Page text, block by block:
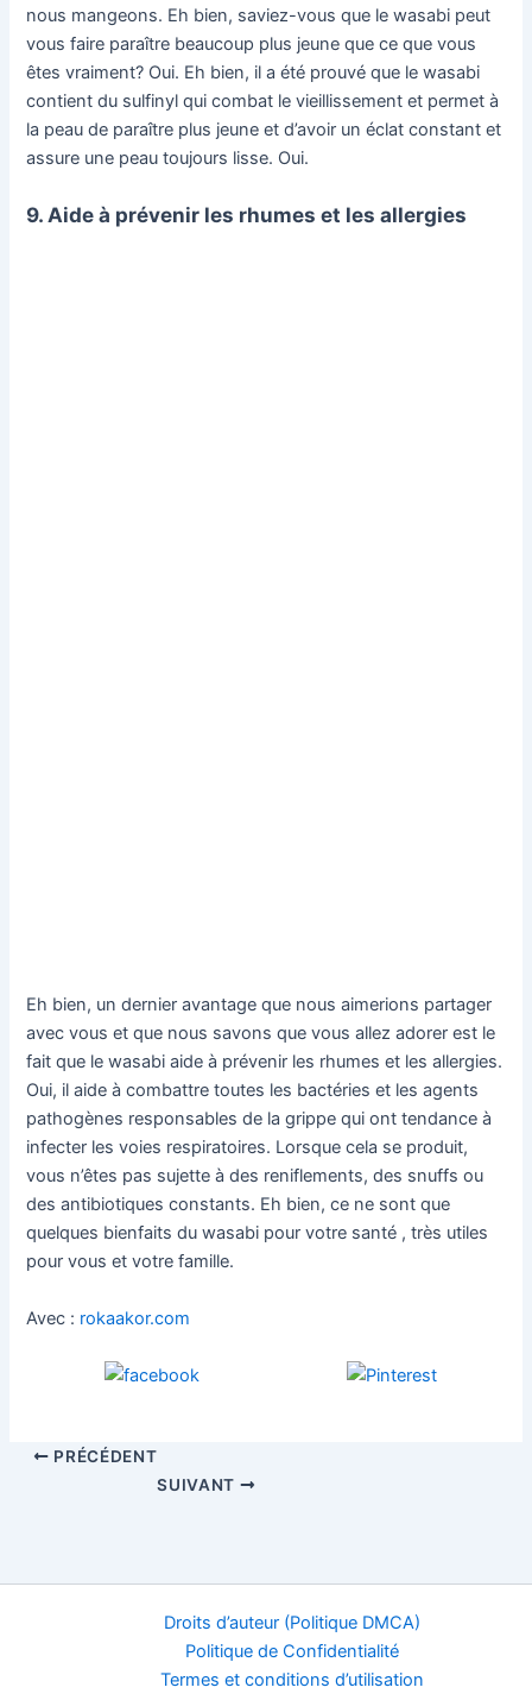
nous mangeons. Eh bien, saviez-vous que le wasabi peut
vous faire paraître beaucoup plus jeune que ce que vous
êtes vraiment? Oui. Eh bien, il a été prouvé que le wasabi
contient du sulfinyl qui combat le vieillissement et permet à
la peau de paraître plus jeune et d’avoir un éclat constant et
assure une peau toujours lisse. Oui.
9. Aide à prévenir les rhumes et les allergies
Eh bien, un dernier avantage que nous aimerions partager
avec vous et que nous savons que vous allez adorer est le
fait que le wasabi aide à prévenir les rhumes et les allergies.
Oui, il aide à combattre toutes les bactéries et les agents
pathogènes responsables de la grippe qui ont tendance à
infecter les voies respiratoires. Lorsque cela se produit,
vous n’êtes pas sujette à des reniflements, des snuffs ou
des antibiotiques constants. Eh bien, ce ne sont que
quelques bienfaits du wasabi pour votre santé , très utiles
pour vous et votre famille.
Avec : rokaakor.com
PRÉCÉDENT
SUIVANT
Droits d’auteur (Politique DMCA)
Politique de Confidentialité
Termes et conditions d’utilisation